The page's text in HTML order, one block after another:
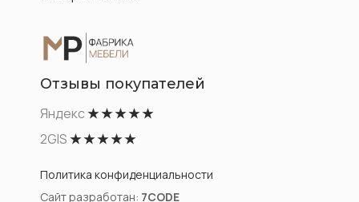
Политика конфиденциальности
Отзывы покупателей
Сайт разработан: 7CODE
Яндекс★ ★ ★ ★ ★
2GIS★ ★ ★ ★ ★